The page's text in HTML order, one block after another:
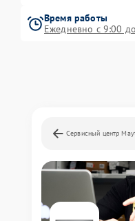
Время работы
Ежедневно с 9:00
Сервисный центр